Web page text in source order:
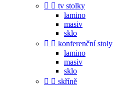
  tv stolky
lamino
masiv
sklo
  konferenční stoly
lamino
masiv
sklo
  skříně